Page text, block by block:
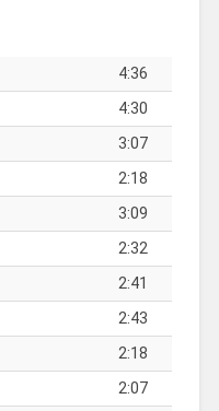
4:36
4:30
3:07
2:18
3:09
2:32
2:41
2:43
2:18
2:07